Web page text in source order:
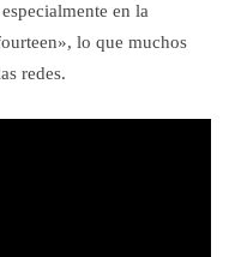
en la
lo que muchos
redes.